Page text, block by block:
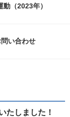
動（2023年）
問い合わせ
たしました！